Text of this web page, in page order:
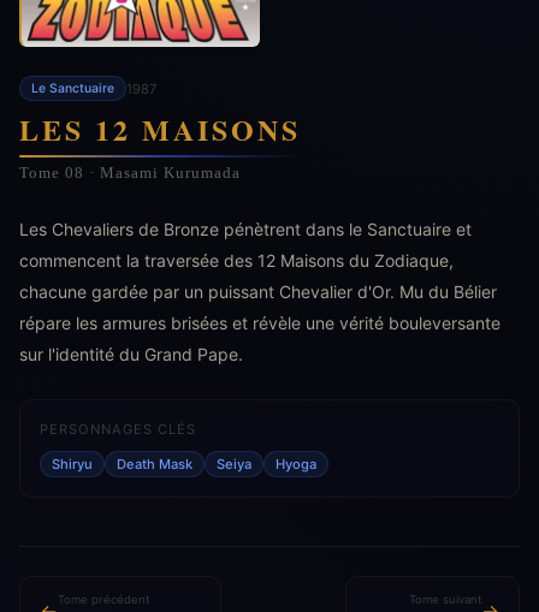
Le Sanctuaire 1987
LES 12 MAISONS
Tome 08 · Masami Kurumada
Les Chevaliers de Bronze pénètrent dans le Sanctuaire et
commencent la traversée des 12 Maisons du Zodiaque,
chacune gardée par un puissant Chevalier d'Or. Mu du Bélier
répare les armures brisées et révèle une vérité bouleversante
sur l'identité du Grand Pape.
PERSONNAGES CLÉS
Shiryu Death Mask Seiya Hyoga
Tome précédent Tome suivant